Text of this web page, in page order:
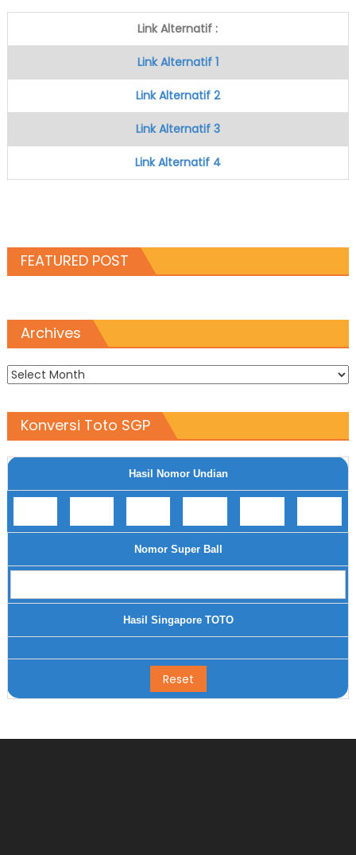
Link Alternatif :
Link Alternatif 1
Link Alternatif 2
Link Alternatif 3
Link Alternatif 4
FEATURED POST
Archives
Archives
Konversi Toto SGP
Hasil Nomor Undian
Nomor Super Ball
Hasil Singapore TOTO